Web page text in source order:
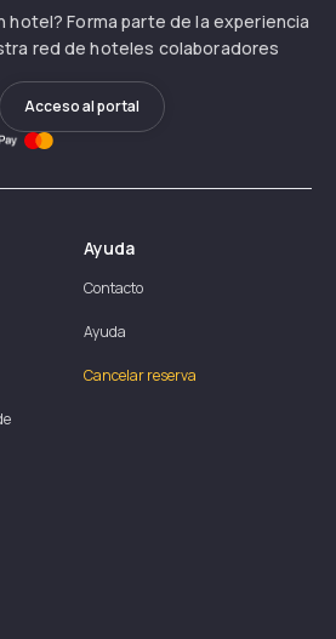
hotel? Forma parte de la experiencia
red de hoteles colaboradores
Acceso al portal
Ayuda
Contacto
Ayuda
Cancelar reserva